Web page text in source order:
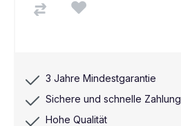
3 Jahre Mindestgarantie
Sichere und schnelle Zahlung
Hohe Qualität